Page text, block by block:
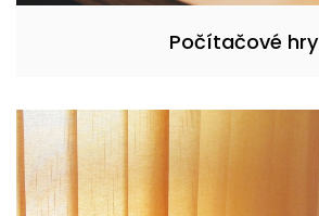
Počítačové hry